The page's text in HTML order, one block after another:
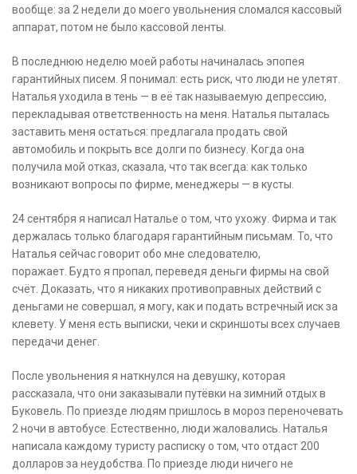
вообще: за 2 недели до моего увольнения сломался кассовый
аппарат, потом не было кассовой ленты.
В последнюю неделю моей работы начиналась эпопея
гарантийных писем. Я понимал: есть риск, что люди не улетят.
Наталья уходила в тень — в её так называемую депрессию,
перекладывая ответственность на меня. Наталья пыталась
заставить меня остаться: предлагала продать свой
автомобиль и покрыть все долги по бизнесу. Когда она
получила мой отказ, сказала, что так всегда: как только
возникают вопросы по фирме, менеджеры — в кусты.
24 сентября я написал Наталье о том, что ухожу. Фирма и так
держалась только благодаря гарантийным письмам. То, что
Наталья сейчас говорит обо мне следователю,
поражает. Будто я пропал, переведя деньги фирмы на свой
счёт. Доказать, что я никаких противоправных действий с
деньгами не совершал, я могу, как и подать встречный иск за
клевету. У меня есть выписки, чеки и скриншоты всех случаев
передачи денег.
После увольнения я наткнулся на девушку, которая
рассказала, что они заказывали путёвки на зимний отдых в
Буковель. По приезде людям пришлось в мороз переночевать
2 ночи в автобусе. Естественно, люди жаловались. Наталья
написала каждому туристу расписку о том, что отдаст 200
долларов за неудобства. По приезде люди ничего не